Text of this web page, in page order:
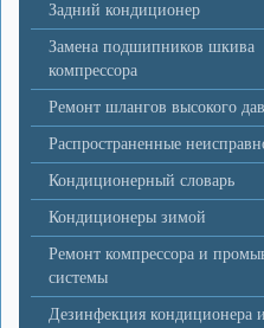
Задний кондиционер
Замена подшипников шкива
компрессора
Ремонт шлангов высокого
Распространенные
Кондиционерный словарь
Кондиционеры зимой
Ремонт компрессора и
системы
Дезинфекция кондиционера